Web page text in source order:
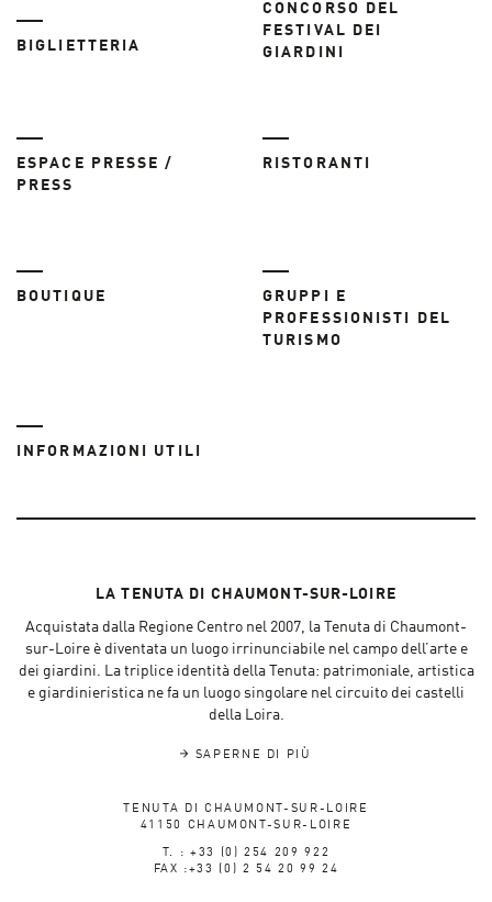
BIGLIETTERIA
CONCORSO DEL
FESTIVAL DEI
GIARDINI
ESPACE PRESSE /
PRESS
RISTORANTI
BOUTIQUE
GRUPPI E
PROFESSIONISTI DEL
TURISMO
INFORMAZIONI UTILI
LA TENUTA DI CHAUMONT-SUR-LOIRE
Acquistata dalla Regione Centro nel 2007, la Tenuta di Chaumont-
sur-Loire è diventata un luogo irrinunciabile nel campo dell’arte e
dei giardini. La triplice identità della Tenuta: patrimoniale, artistica
e giardinieristica ne fa un luogo singolare nel circuito dei castelli
della Loira.
SAPERNE DI PIÙ
TENUTA DI CHAUMONT-SUR-LOIRE
41150 CHAUMONT-SUR-LOIRE
T. : +33 (0) 254 209 922
FAX :+33 (0) 2 54 20 99 24